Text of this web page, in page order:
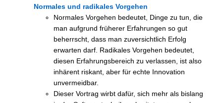
Normales und radikales Vorgehen
Normales Vorgehen bedeutet, Dinge zu tun, die
man aufgrund früherer Erfahrungen so gut
beherrscht, dass man zuversichtlich Erfolg
erwarten darf. Radikales Vorgehen bedeutet,
diesen Erfahrungsbereich zu verlassen, ist also
inhärent riskant, aber für echte Innovation
unvermeidbar.
Dieser Vortrag wirbt dafür, sich mehr als bislang